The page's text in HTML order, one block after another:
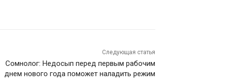
Следующая статья
Сомнолог: Недосып перед первым рабочим
днем нового года поможет наладить режим